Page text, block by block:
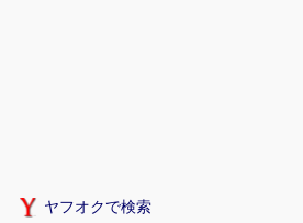
ヤフオクで検索